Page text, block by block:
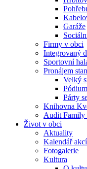
Garáže
Firmy v obci
Integrovaný
Sportovní
Pronájem
Velký
Párty
Knihovna
Audit Family
Život v obci
Aktuality
Kalendář akcí
Fotogalerie
Kultura